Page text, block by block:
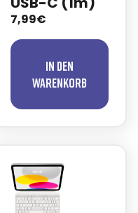
7,99€
In den
Warenkorb